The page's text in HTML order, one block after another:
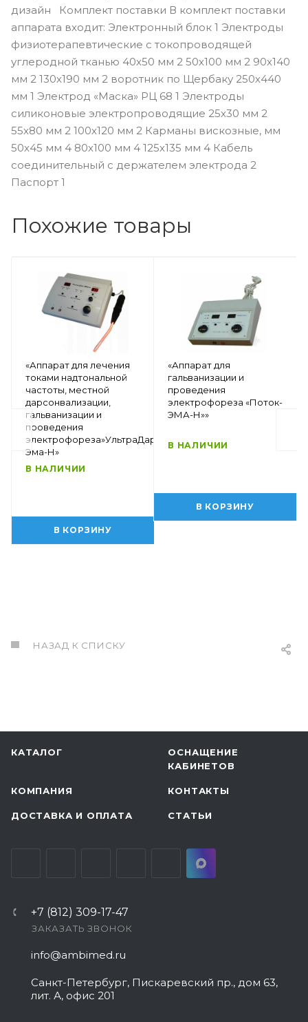
дизайн Комплект поставки В комплект поставки
аппарата входит: Электронный блок 1 Электроды
физиотерапевтические с токопроводящей
углеродной тканью 40х50 мм 2 50х100 мм 2 90х140
мм 2 130х190 мм 2 воротник по Щербаку 250х440
мм 1 Электрод «Маска» РЦ 68 1 Электроды
силиконовые электропроводящие 25х30 мм 2
55х80 мм 2 100х120 мм 2 Карманы вискозные, мм
50х45 мм 4 80х100 мм 4 125х135 мм 4 Кабель
соединительный с держателем электрода 2
Паспорт 1
Похожие товары
«Аппарат для лечения
токами надтональной
частоты, местной
дарсонвализации,
гальванизации и
проведения
электрофореза»УльтраДар-
Эма-Н»
В НАЛИЧИИ
В КОРЗИНУ
«Аппарат для
гальванизации и
проведения
электрофореза «Поток-
ЭМА-Н»»
В НАЛИЧИИ
В КОРЗИНУ
НАЗАД К СПИСКУ
КАТАЛОГ
ОСНАЩЕНИЕ
КАБИНЕТОВ
КОМПАНИЯ КОНТАКТЫ
ДОСТАВКА И ОПЛАТА СТАТЬИ
+7 (812) 309-17-47
ЗАКАЗАТЬ ЗВОНОК
info@ambimed.ru
Санкт-Петербург, Пискаревский пр., дом 63,
лит. А, офис 201